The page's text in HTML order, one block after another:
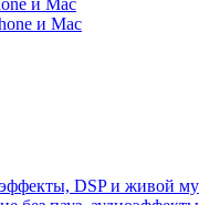
и Mac
и Mac
DSP и живой